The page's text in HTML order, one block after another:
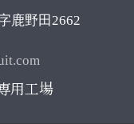
鹿野田2662
用工場